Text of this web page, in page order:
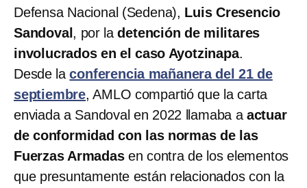
Defensa Nacional (Sedena), Luis Cresencio
Sandoval , por la detención de militares
involucrados en el caso Ayotzinapa.
Desde laconferencia mañanera del 21 de
septiembre, AMLO compartió que la carta
enviada a Sandoval en 2022 llamaba aactuar
de conformidad con las normas de las
Fuerzas Armadasen contra de los elementos
que presuntamente están relacionados con la